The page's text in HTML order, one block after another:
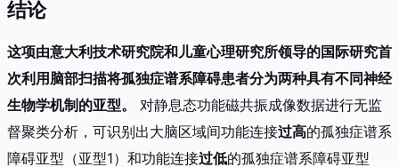
结论
这项由意大利技术研究院和儿童心理研究所领导的国际研究首
次利用脑部扫描将孤独症谱系障碍患者分为两种具有不同神经
生物学机制的亚型。
对静息态功能磁共振成像数据进行无监
督聚类分析，可识别出大脑区域间功能连接过高的孤独症谱系
障碍亚型（亚型1）和功能连接过低的孤独症谱系障碍亚型